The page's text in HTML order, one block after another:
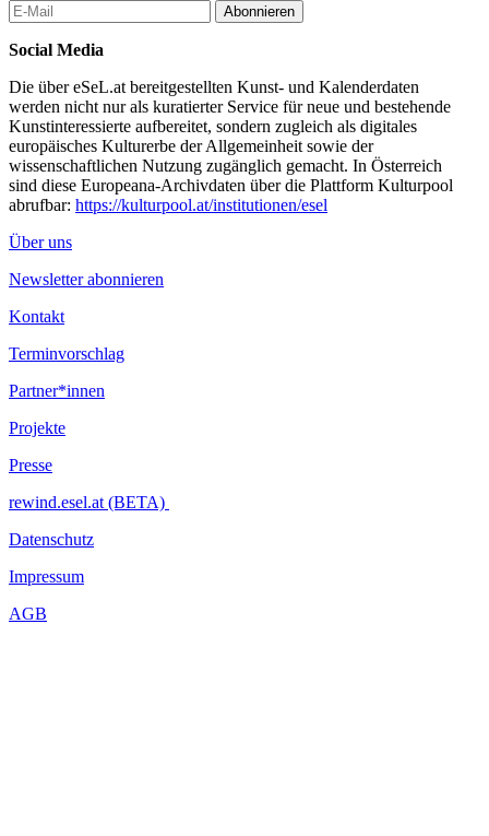
Abonnieren
Social Media
Die über eSeL.at bereitgestellten Kunst- und Kalenderdaten
werden nicht nur als kuratierter Service für neue und bestehende
Kunstinteressierte aufbereitet, sondern zugleich als digitales
europäisches Kulturerbe der Allgemeinheit sowie der
wissenschaftlichen Nutzung zugänglich gemacht. In Österreich
sind diese Europeana-Archivdaten über die Plattform Kulturpool
abrufbar: https://kulturpool.at/institutionen/esel
Über uns
Newsletter abonnieren
Kontakt
Terminvorschlag
Partner*innen
Projekte
Presse
rewind.esel.at (BETA)
Datenschutz
Impressum
AGB